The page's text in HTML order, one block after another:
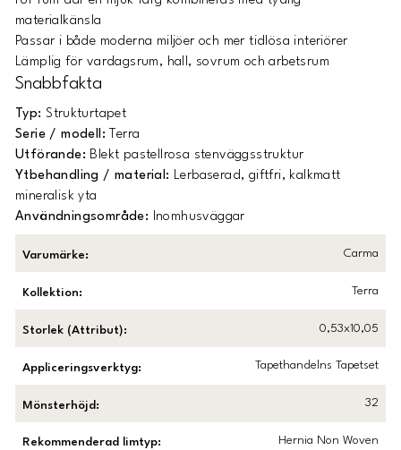
materialkänsla
Passar i både moderna miljöer och mer tidlösa interiörer
Lämplig för vardagsrum, hall, sovrum och arbetsrum
Snabbfakta
Typ: Strukturtapet
Serie / modell: Terra
Utförande: Blekt pastellrosa stenväggsstruktur
Ytbehandling / material: Lerbaserad, giftfri, kalkmatt
mineralisk yta
Användningsområde: Inomhusväggar
Varumärke: Carma
Kollektion: Terra
Storlek (Attribut): 0,53x10,05
Appliceringsverktyg: Tapethandelns Tapetset
Mönsterhöjd : 32
Rekommenderad limtyp: Hernia Non Woven